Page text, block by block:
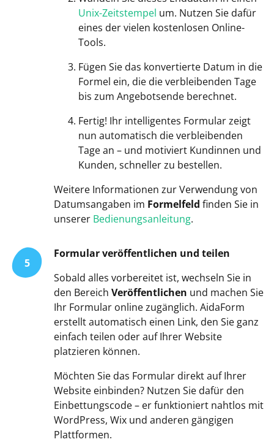
Unix-Zeitstempel um. Nutzen Sie dafür
eines der vielen kostenlosen Online-
Tools.
Fügen Sie das konvertierte Datum in die
Formel ein, die die verbleibenden Tage
bis zum Angebotsende berechnet.
Fertig! Ihr intelligentes Formular zeigt
nun automatisch die verbleibenden
Tage an – und motiviert Kundinnen und
Kunden, schneller zu bestellen.
Weitere Informationen zur Verwendung von
Datumsangaben im Formelfeld finden Sie in
unserer Bedienungsanleitung.
5
Formular veröffentlichen und teilen
Sobald alles vorbereitet ist, wechseln Sie in
den Bereich Veröffentlichen und machen Sie
Ihr Formular online zugänglich. AidaForm
erstellt automatisch einen Link, den Sie ganz
einfach teilen oder auf Ihrer Website
platzieren können.
Möchten Sie das Formular direkt auf Ihrer
Website einbinden? Nutzen Sie dafür den
Einbettungscode – er funktioniert nahtlos mit
WordPress, Wix und anderen gängigen
Plattformen.